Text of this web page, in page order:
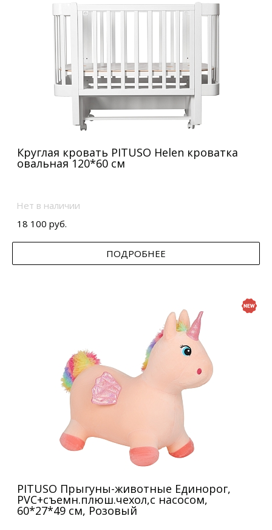
Круглая кровать PITUSO Helen кроватка
овальная 120*60 см
Нет в наличии
18 100 руб.
ПОДРОБНЕЕ
PITUSO Прыгуны-животные Единорог,
PVC+съемн.плюш.чехол,с насосом,
60*27*49 см, Розовый